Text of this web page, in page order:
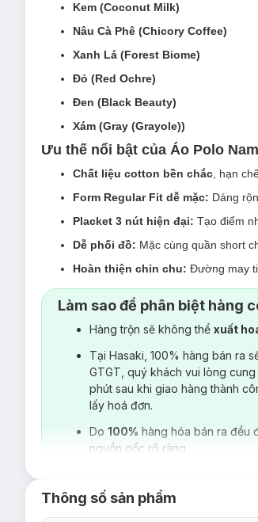
Kem (Coconut Milk)
Nâu Cà Phê (Chicory Coffee)
Xanh Lá (Forest Biome)
Đỏ (Red Ochre)
Đen (Black Beauty)
Xám (Gray (Grayole))
Ưu thế nổi bật của Áo Polo
Chất liệu cotton bền chắc , hạn
Form Regular Fit dễ mặc: Dáng
Placket 3 nút hiện đại: Tạo điểm
Dễ phối đồ: Mặc cùng quần short
Hoàn thiện chỉn chu: Đường may
Làm sao để phân biệt hàng
Hàng trộn sẽ không thể xuất
Tại Hasaki, 100% hàng bán ra
GTGT, quý khách vui lòng
phút sau khi giao hàng thành
lấy hoá đơn.
Do 100% hàng hóa bán ra đều
nguồn gốc rõ ràng.
Thông số sản phẩm